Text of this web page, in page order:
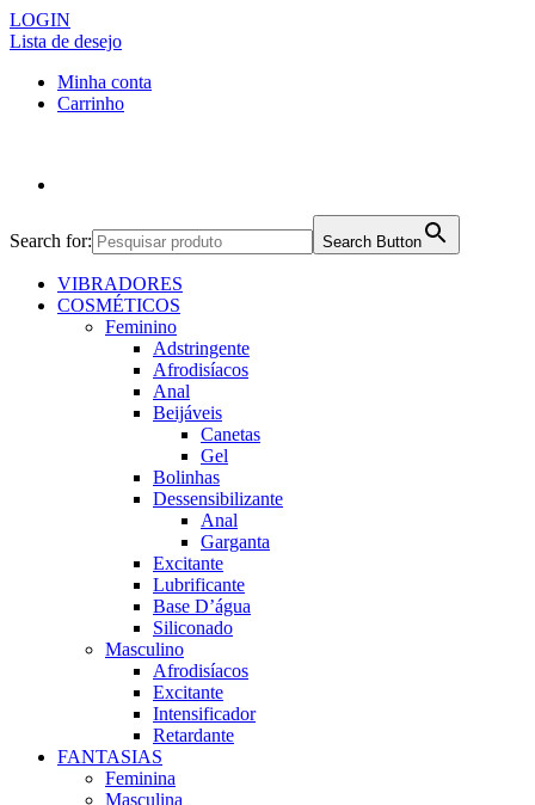
LOGIN
Lista de desejo
Minha conta
Carrinho
Search for: Search Button
VIBRADORES
COSMÉTICOS
Feminino
Adstringente
Afrodisíacos
Anal
Beijáveis
Canetas
Gel
Bolinhas
Dessensibilizante
Anal
Garganta
Excitante
Lubrificante
Base D’água
Siliconado
Masculino
Afrodisíacos
Excitante
Intensificador
Retardante
FANTASIAS
Feminina
Masculina